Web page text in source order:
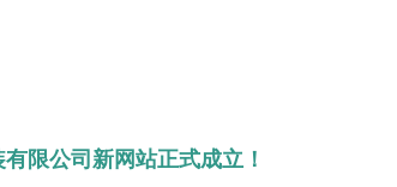
公司新网站正式成立！